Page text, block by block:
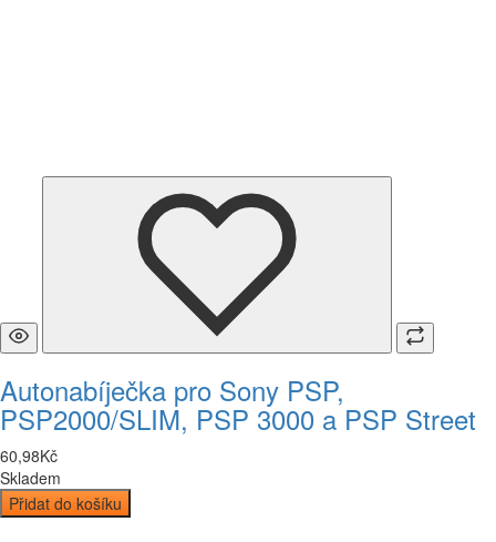
Autonabíječka pro Sony PSP,
PSP2000/SLIM, PSP 3000 a PSP Street
60,98Kč
Skladem
Přidat do košíku